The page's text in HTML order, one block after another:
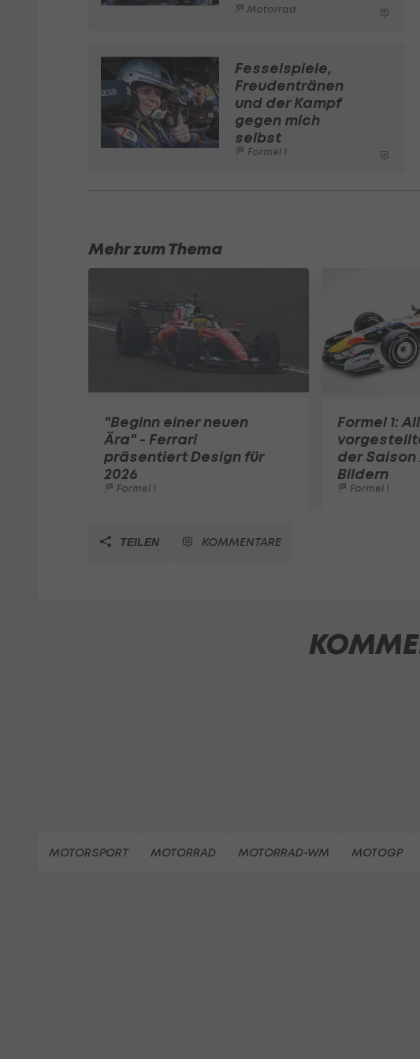
Motorrad
Fesselspiele,
Freudentränen
und der Kampf
gegen mich
selbst
Formel 1
Mehr zum Thema
"Beginn einer neuen
Ära" - Ferrari
präsentiert Design für
2026
Formel 1
Formel 1:
der Saison
Bildern
Formel 1
TEILEN KOMMENTARE
MOTORSPORT MOTORRAD MOTORRAD-WM MOTOGP